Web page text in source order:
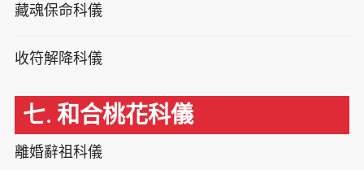
藏魂保命科儀
收符解降科儀
七. 和合桃花科儀
離婚辭祖科儀